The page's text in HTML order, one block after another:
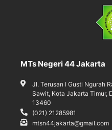
MTs Negeri 44 Jakarta
Jl. Terusan I Gusti Ngurah
Sawit, Kota Jakarta Timur,
13460
(021) 21285981
mtsn44jakarta@gmail.com